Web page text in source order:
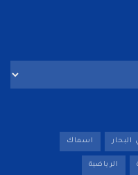
البحار اسماك
الرياضية